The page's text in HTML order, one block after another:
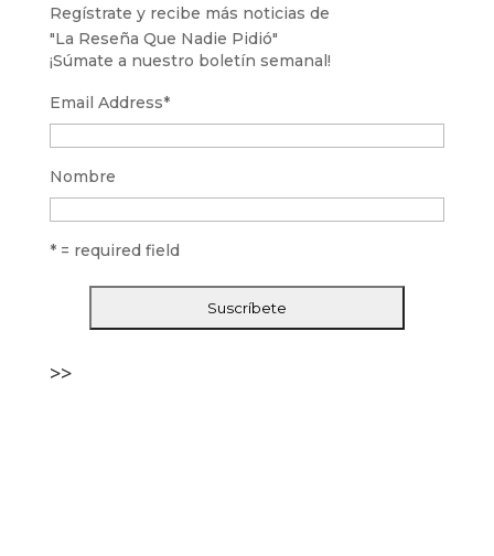
Regístrate y recibe más noticias de
"La Reseña Que Nadie Pidió"
¡Súmate a nuestro boletín semanal!
Email Address*
Nombre
* = required field
>>